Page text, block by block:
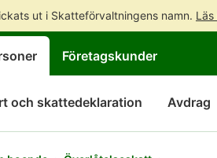
ut i Skatteförvaltningens namn.
Företagskunder
och skattedeklaration Avdrag